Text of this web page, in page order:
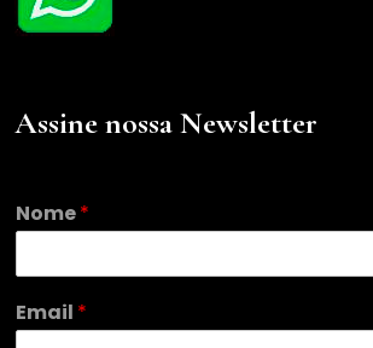
Assine nossa Newsletter
Nome*
*
E
Email *